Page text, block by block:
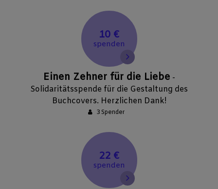
10 €
spenden
Einen Zehner für die Liebe -
Solidaritätsspende für die Gestaltung des
Buchcovers. Herzlichen Dank!
3 Spender
22 €
spenden